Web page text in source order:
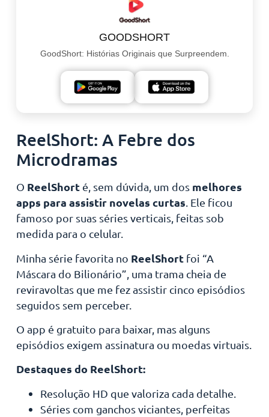
GOODSHORT
GoodShort: Histórias Originais que Surpreendem.
ReelShort: A Febre dos
Microdramas
O ReelShorté, sem dúvida, um dos melhores
apps para assistir novelas curtas. Ele ficou
famoso por suas séries verticais, feitas sob
medida para o celular.
Minha série favorita no ReelShort foi “A
Máscara do Bilionário”, uma trama cheia de
reviravoltas que me fez assistir cinco episódios
seguidos sem perceber.
O app é gratuito para baixar, mas alguns
episódios exigem assinatura ou moedas virtuais.
Destaques do ReelShort:
Resolução HD que valoriza cada detalhe.
Séries com ganchos viciantes, perfeitas